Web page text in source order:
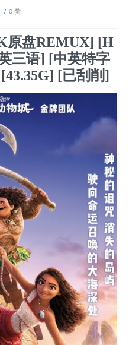
/ 0 赞
原盘REMUX] [H
三语] [中英特字
[已刮削]